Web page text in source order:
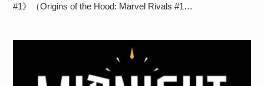
#1》（Origins of the Hood: Marvel Rivals #1…